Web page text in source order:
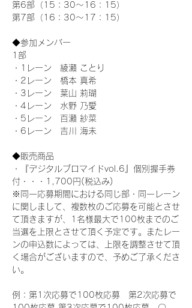
第6部（15：30～16：15）
第7部（16：30～17：15）
◆参加メンバー
1部
・1レーン　綾瀬 ことり
・2レーン　橋本 真希
・3レーン　葉山 莉瑚
・4レーン　水野 乃愛
・5レーン　百瀬 紗菜
・6レーン　吉川 海未
◆販売商品
・『デジタルブロマイドvol.6』個別握手券
付・・・1,700円(税込み)
※同一応募期間における同じ部・同一レーン
に関しまして、複数枚のご応募を可能とさせ
て頂きますが、1名様最大で100枚までのご
当選を上限とさせて頂く予定です。またレー
ンの申込数によっては、上限を調整させて頂
く場合がございますので、予めご了承くださ
い。
例：第1次応募で100枚応募　第2次応募で